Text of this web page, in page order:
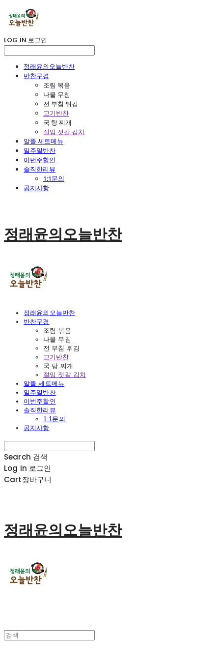
LOG IN 로그인
정래윤의오늘반찬
반찬구경
조림 볶음
나물 무침
전 부침 튀김
고기반찬
국 탕 찌개
절임 젓갈 김치
알뜰 세트메뉴
일주일반찬
이번주할인
솔직한리뷰
1:1문의
공지사항
정래윤의오늘반찬
정래윤의오늘반찬
반찬구경
조림 볶음
나물 무침
전 부침 튀김
고기반찬
국 탕 찌개
절임 젓갈 김치
알뜰 세트메뉴
일주일반찬
이번주할인
솔직한리뷰
1:1문의
공지사항
Search 검색
Log In 로그인
Cart장바구니
정래윤의오늘반찬